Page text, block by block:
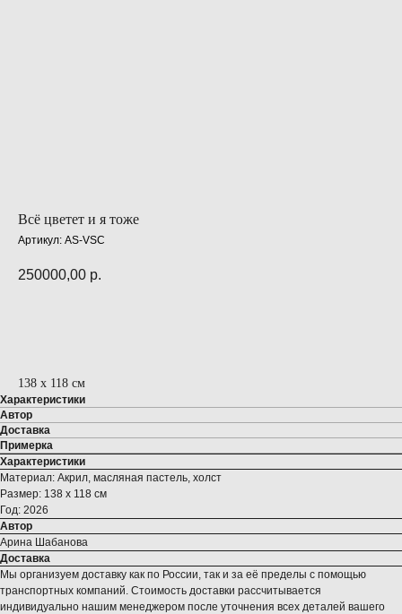
Всё цветет и я тоже
Артикул: AS-VSC
250000,00 р.
138 х 118 см
Характеристики
Автор
Доставка
Примерка
Характеристики
Материал: Акрил, масляная пастель, холст
Размер: 138 х 118 см
Год: 2026
Автор
Арина Шабанова
Доставка
Мы организуем доставку как по России, так и за её пределы с помощью
транспортных компаний. Стоимость доставки рассчитывается
индивидуально нашим менеджером после уточнения всех деталей вашего